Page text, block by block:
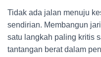
Tidak ada jalan menuju
sendirian. Membangun
satu langkah paling kritis
tantangan berat dalam